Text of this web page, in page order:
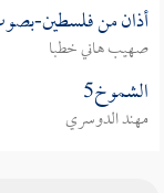
أذان من فلسطين-
صهيب هاني خطبا
الشموخ5
مهند الدوسري